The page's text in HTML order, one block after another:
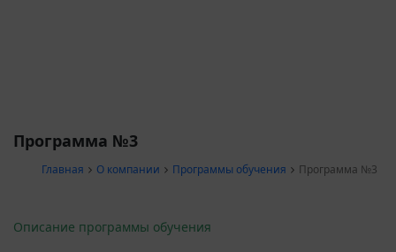
Программа №3
Главная О компании Программы обучения Программа №3
Описание программы обучения